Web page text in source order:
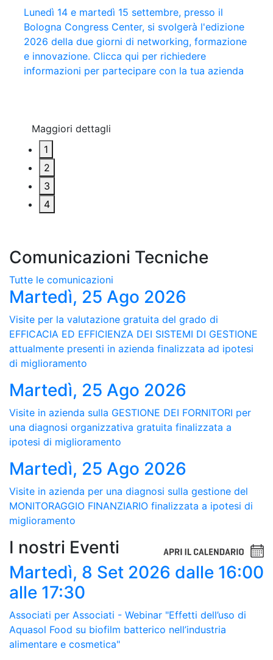
numero della rivista trimestrale di Confindustria
Emilia con gli approfondimenti sull'Assemblea
Privata e la presentazione dei finalisti del 62°
Premio Estense
Lunedì 14 e martedì 15 settembre, presso il
Bologna Congress Center, si svolgerà l'edizione
2026 della due giorni di networking, formazione
e innovazione. Clicca qui per richiedere
informazioni per partecipare con la tua azienda
Maggiori dettagli
Virman Cusenza, Gianluca Di Feo, Tonia
Mastrobuoni e Nello Trocchia si contenderanno
l'Aquila d'Oro 2026. A Monica Maggioni il 42°
“Riconoscimento Gianni Granzotto”
imprese dei nostri territori che partecipano al
Premio, promosso da Confindustria Emilia, in
collaborazione con il Resto del Carlino, giunto
quest'anno alla 15^ edizione. Clicca qui per
leggere tutte le interviste del 2026
Maggiori dettagli
1
2
3
4
Comunicazioni Tecniche
Tutte le comunicazioni
Martedì, 25 Ago 2026
Visite per la valutazione gratuita del grado di
EFFICACIA ED EFFICIENZA DEI SISTEMI DI GESTIONE
attualmente presenti in azienda finalizzata ad ipotesi
di miglioramento
Martedì, 25 Ago 2026
Visite in azienda sulla GESTIONE DEI FORNITORI per
una diagnosi organizzativa gratuita finalizzata a
ipotesi di miglioramento
Martedì, 25 Ago 2026
Visite in azienda per una diagnosi sulla gestione del
MONITORAGGIO FINANZIARIO finalizzata a ipotesi di
miglioramento
I nostri Eventi
Martedì, 8 Set 2026 dalle 16:00
alle 17:30
Associati per Associati - Webinar "Effetti dell’uso di
Aquasol Food su biofilm batterico nell’industria
alimentare e cosmetica"